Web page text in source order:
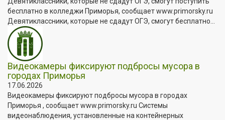
бесплатно в колледжи Приморья, сообщает www.primorsky.ru
Девятиклассники, которые не сдадут ОГЭ, смогут бесплатно...
Видеокамеры фиксируют подбросы мусора в
городах Приморья
17.06.2026
Видеокамеры фиксируют подбросы мусора в городах
Приморья , сообщает www.primorsky.ru Системы
видеонаблюдения, установленные на контейнерных